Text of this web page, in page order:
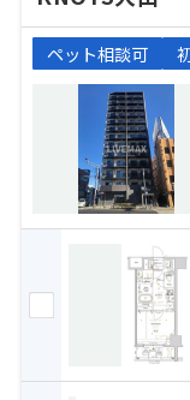
ペット相談可